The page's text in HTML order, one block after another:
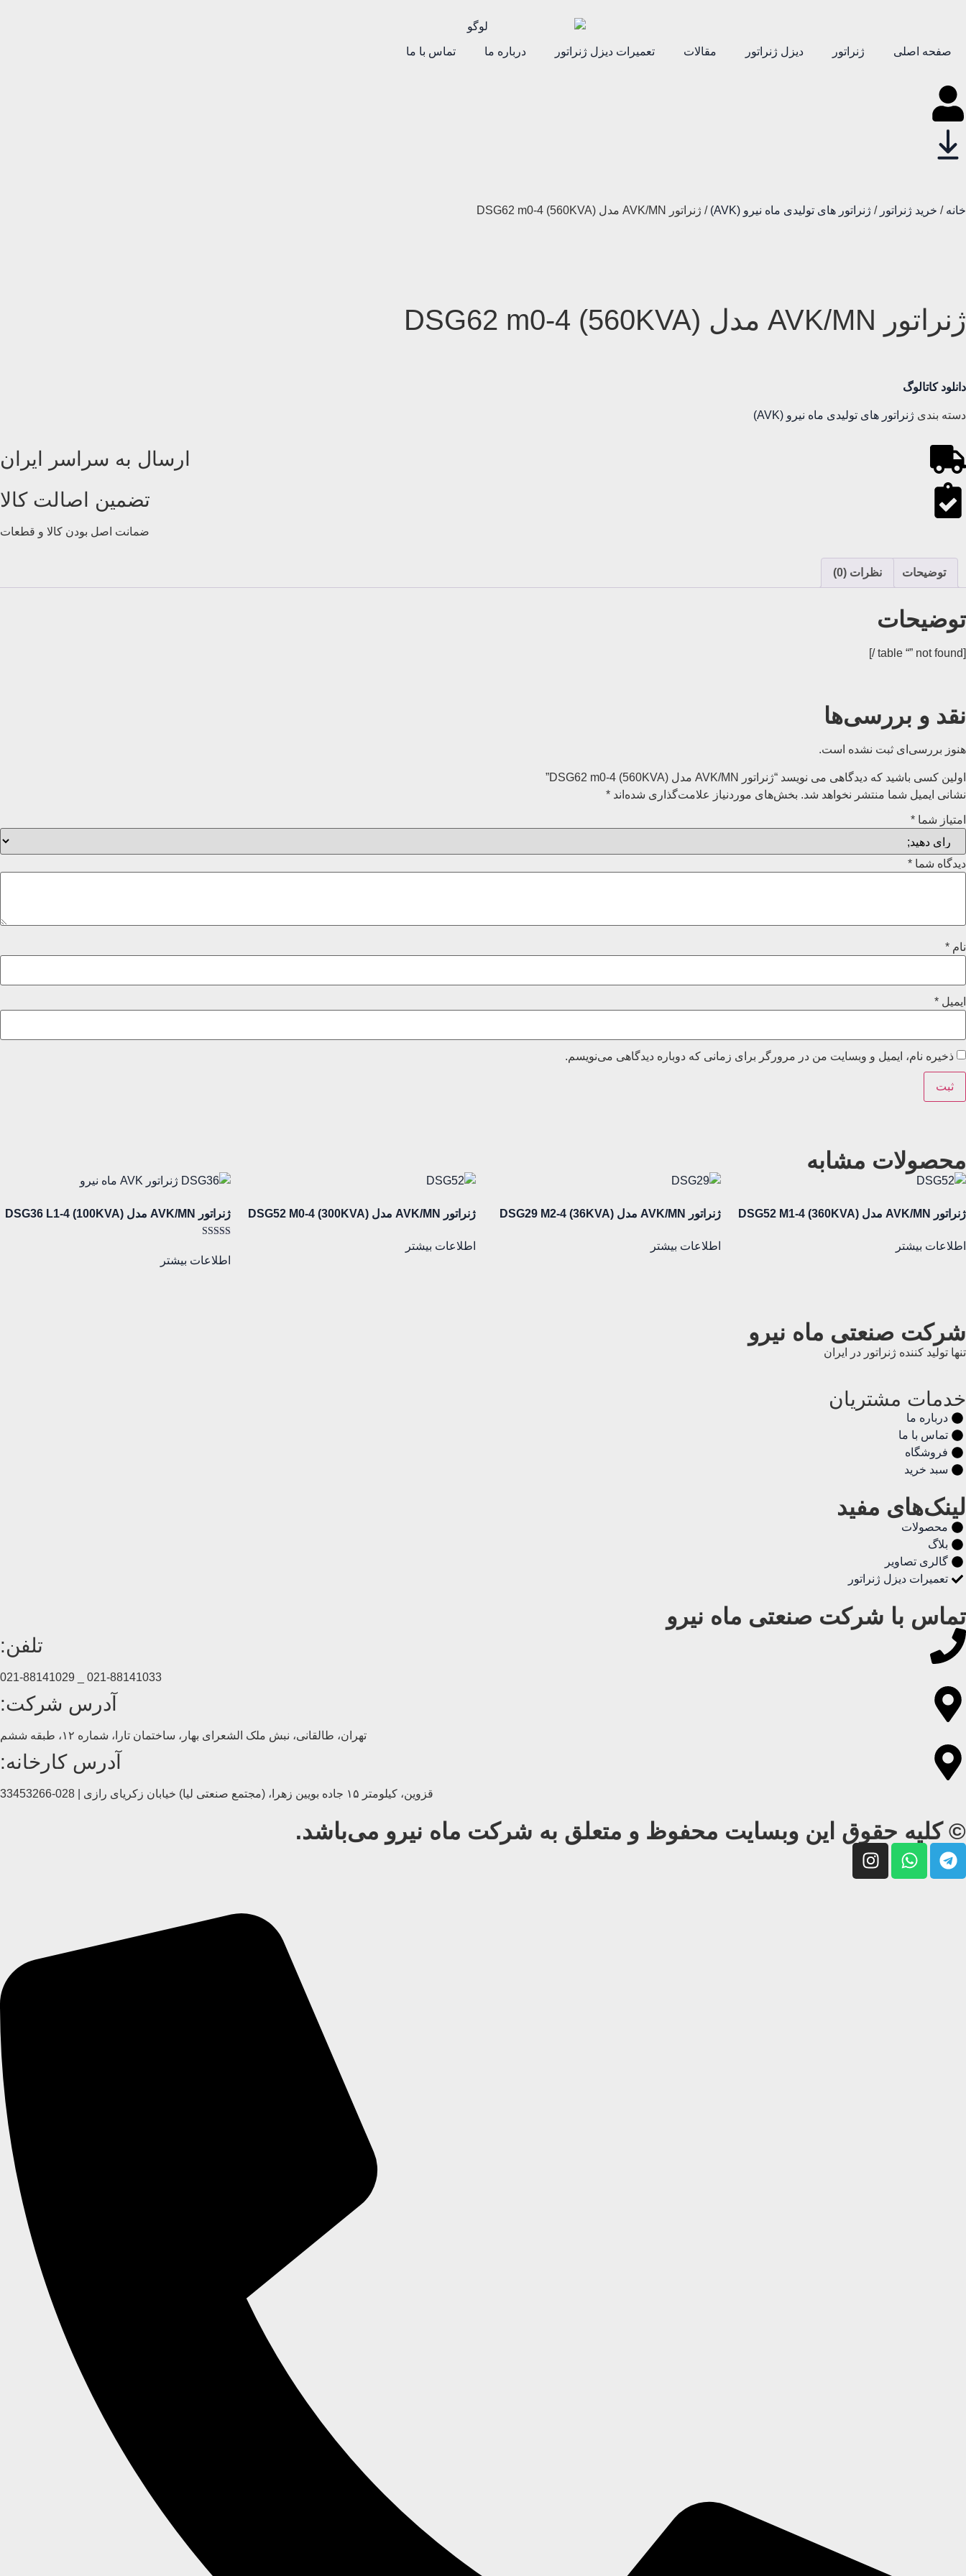
صفحه اصلی ژنراتور دیزل ژنراتور مقالات تعمیرات دیزل ژنراتور درباره ما تماس با ما
خانه / خرید ژنراتور / ژنراتور های تولیدی ماه نیرو (AVK) / ژنراتور AVK/MN مدل (560KVA) DSG62 m0-4
ژنراتور AVK/MN مدل (560KVA) DSG62 m0-4
دانلود کاتالوگ
دسته بندی ژنراتور های تولیدی ماه نیرو (AVK)
ارسال به سراسر ایران
تضمین اصالت کالا
ضمانت اصل بودن کالا و قطعات
توضیحات نظرات (0)
توضیحات
[table “” not found /]
نقد و بررسی‌ها
هنوز بررسی‌ای ثبت نشده است.
اولین کسی باشید که دیدگاهی می نویسد “ژنراتور AVK/MN مدل (560KVA) DSG62 m0-4”
نشانی ایمیل شما منتشر نخواهد شد. بخش‌های موردنیاز علامت‌گذاری شده‌اند *
امتیاز شما *
دیدگاه شما *
نام *
ایمیل *
ذخیره نام، ایمیل و وبسایت من در مرورگر برای زمانی که دوباره دیدگاهی می‌نویسم.
محصولات مشابه
ژنراتور AVK/MN مدل (360KVA) DSG52 M1-4
اطلاعات بیشتر
ژنراتور AVK/MN مدل (36KVA) DSG29 M2-4
اطلاعات بیشتر
ژنراتور AVK/MN مدل (300KVA) DSG52 M0-4
اطلاعات بیشتر
ژنراتور AVK/MN مدل (100KVA) DSG36 L1-4
5.00
از 5
اطلاعات بیشتر
شرکت صنعتی ماه نیرو
تنها تولید کننده ژنراتور در ایران
خدمات مشتریان
درباره ما
تماس با ما
فروشگاه
سبد خرید
لینک‌های مفید
محصولات
بلاگ
گالری تصاویر
تعمیرات دیزل ژنراتور
تماس با شرکت صنعتی ماه نیرو
تلفن:
021-88141033 _ 021-88141029
آدرس شرکت:
تهران، طالقانی، نبش ملک الشعرای بهار، ساختمان تارا، شماره ۱۲، طبقه ششم
آدرس کارخانه:
قزوین، کیلومتر ۱۵ جاده بويین زهرا، (مجتمع صنعتی لیا) خیابان زکریای رازی | 028-33453266
© کلیه حقوق این وبسایت محفوظ و متعلق به شرکت ماه نیرو می‌باشد.